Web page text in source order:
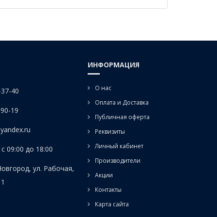
40
19
09:00 до 18:00
ул. Рабочая,
ИНФОРМАЦИЯ
О нас
Оплата и Доставка
Публичная оферта
Реквизиты
Личный кабинет
Производители
Акции
Контакты
Карта сайта